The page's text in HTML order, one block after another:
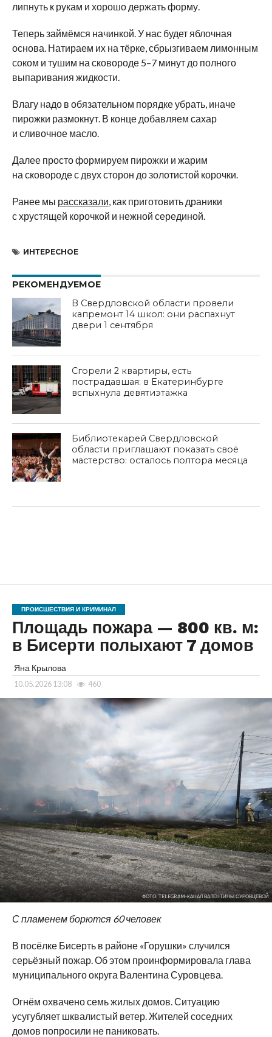
липнуть к рукам и хорошо держать форму.
Теперь займёмся начинкой. У нас будет яблочная
основа. Натираем их на тёрке, сбрызгиваем лимонным
соком и тушим на сковороде 5–7 минут до полного
выпаривания жидкости.
Влагу надо в обязательном порядке убрать, иначе
пирожки размокнут. В конце добавляем сахар
и сливочное масло.
Далее просто формируем пирожки и жарим
на сковороде с двух сторон до золотистой корочки.
Ранее мы рассказали, как приготовить драники
с хрустящей корочкой и нежной серединой.
ИНТЕРЕСНОЕ
РЕКОМЕНДУЕМОЕ
В Свердловской области провели
капремонт 14 школ: они распахнут
двери 1 сентября
Сгорели 2 квартиры, есть
пострадавшая: в Екатеринбурге
вспыхнула девятиэтажка
Библиотекарей Свердловской
области приглашают показать своё
мастерство: осталось полтора месяца
ПРОИСШЕСТВИЯ И КРИМИНАЛ
Площадь пожара — 800 кв. м:
в Бисерти полыхают 7 домов
Яна Крылова
10.05.2026 13:08 460
ФОТО: TELEGRAM-КАНАЛ ВАЛЕНТИНЫ СУРОВЦЕВОЙ
С пламенем борются 60 человек
В посёлке Бисерть в районе «Горушки» случился
серьёзный пожар. Об этом проинформировала глава
муниципального округа Валентина Суровцева.
Огнём охвачено семь жилых домов. Ситуацию
усугубляет шквалистый ветер. Жителей соседних
домов попросили не паниковать.